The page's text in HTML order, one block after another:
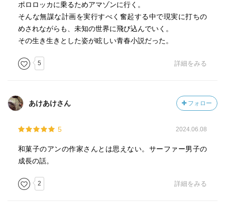
泳が自分の名前に意味を見出してウキウキしているとこ
ろ、年相応の可愛さがあってよかったなぁ。
あとは泳と二階堂の関係は勿論、泳と山下との関係もい
い。男の子のぶつかり合って仲良くなるところ痺れるし憧
いるのかわからない。けど、確実に何かが変わっていく。
その手応えがある。水をぐんと蹴って、身体が進む感覚。
それが今、俺を動かしている。』
でありたいし、泳のように終わらない波に乗りたい。
ポロロッカに乗るためアマゾンに行く。
そんな無謀な計画を実行すべく奮起する中で現実に打ちの
めされながらも、未知の世界に飛び込んでいく。
その生き生きとした姿が眩しい青春小説だった。
5 詳細をみる
あけあけさん フォロー
5 2024.06.08
和菓子のアンの作家さんとは思えない。サーファー男子の
成長の話。
2 詳細をみる